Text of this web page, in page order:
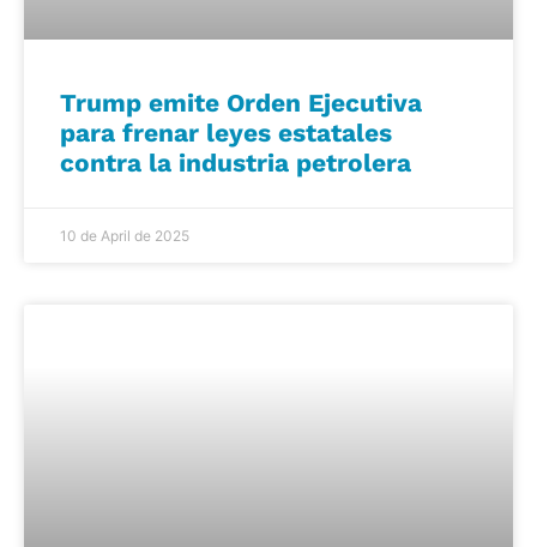
Trump emite Orden Ejecutiva
para frenar leyes estatales
contra la industria petrolera
10 de April de 2025